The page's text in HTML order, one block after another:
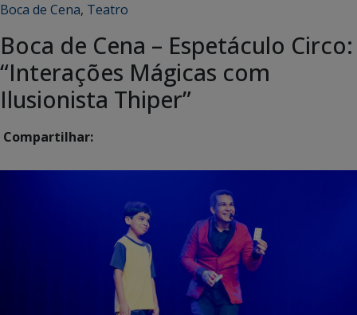
Boca de Cena, Teatro
Boca de Cena – Espetáculo Circo:
“Interações Mágicas com
Ilusionista Thiper”
Compartilhar: